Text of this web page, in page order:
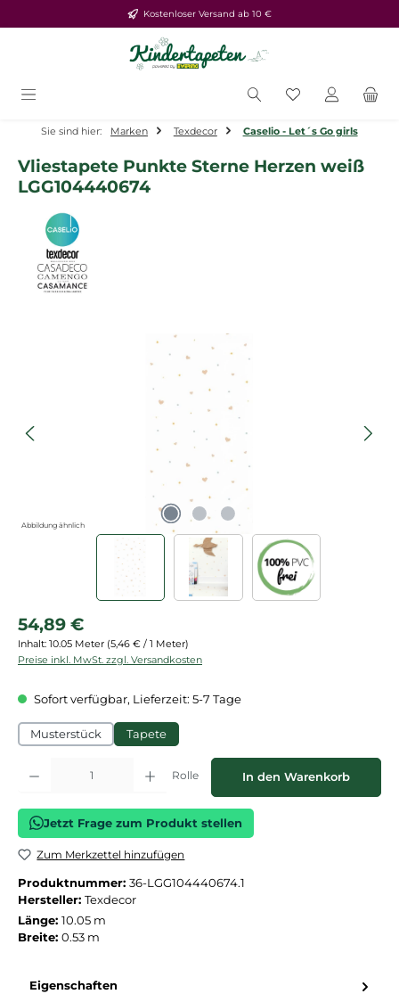
Zum Hauptinhalt springenKostenloser Versand ab 10 €
Du hast 0
Sie sind hier: Marken Texdecor Caselio - Let´s Go girls
Vliestapete Punkte Sterne Herzen weiß
LGG104440674
Bildergalerie überspringen
Abbildung ähnlich
Regulärer Preis:
54,89 €
Inhalt: 10.05 Meter (5,46 € / 1 Meter)
Preise inkl. MwSt. zzgl. Versandkosten
Sofort verfügbar, Lieferzeit: 5-7 Tage
Musterstück Tapete
Produkt Anzahl: Gib den gewünschten Wert ein oder benutze die
Rolle In den Warenkorb
Jetzt Frage zum Produkt stellen
Zum Merkzettel hinzufügen
Produktnummer: 36-LGG104440674.1
Hersteller: Texdecor
Länge: 10.05 m
Breite: 0.53 m
Eigenschaften